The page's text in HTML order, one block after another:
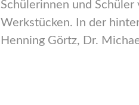
Schülerinnen und
Werkstücken. In der
Henning Görtz, Dr.